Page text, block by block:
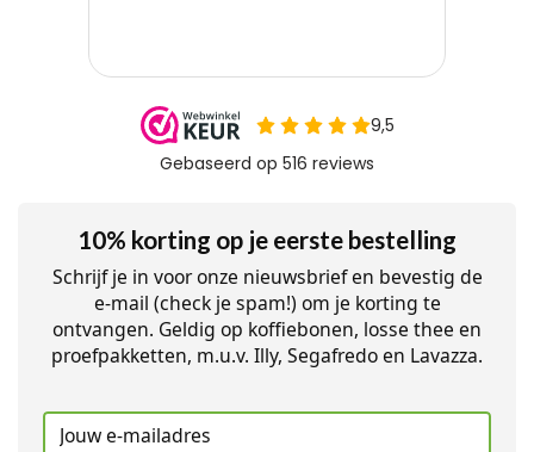
10% korting op je eerste bestelling
Schrijf je in voor onze nieuwsbrief en bevestig de
e-mail (check je spam!) om je korting te
ontvangen. Geldig op koffiebonen, losse thee en
proefpakketten, m.u.v. Illy, Segafredo en Lavazza.